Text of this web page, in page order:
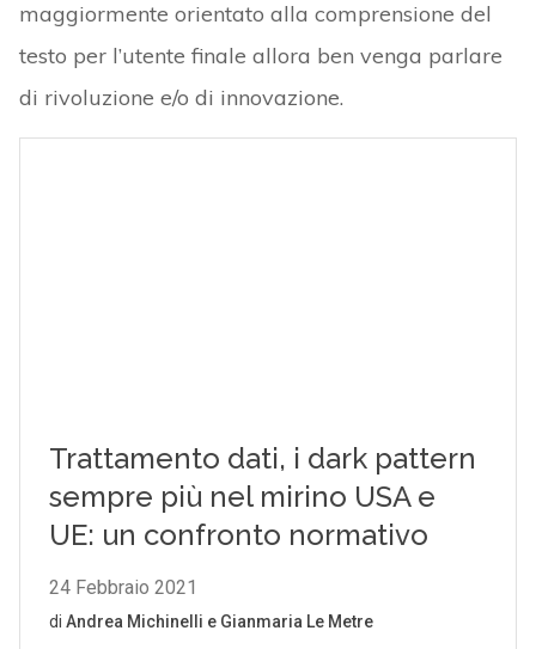
maggiormente orientato alla comprensione del
testo per l’utente finale allora ben venga parlare
di rivoluzione e/o di innovazione.